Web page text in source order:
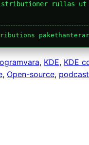
rullas ut
, KDE, KDE
, Open-source,